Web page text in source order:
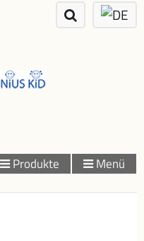
Produkte Menü